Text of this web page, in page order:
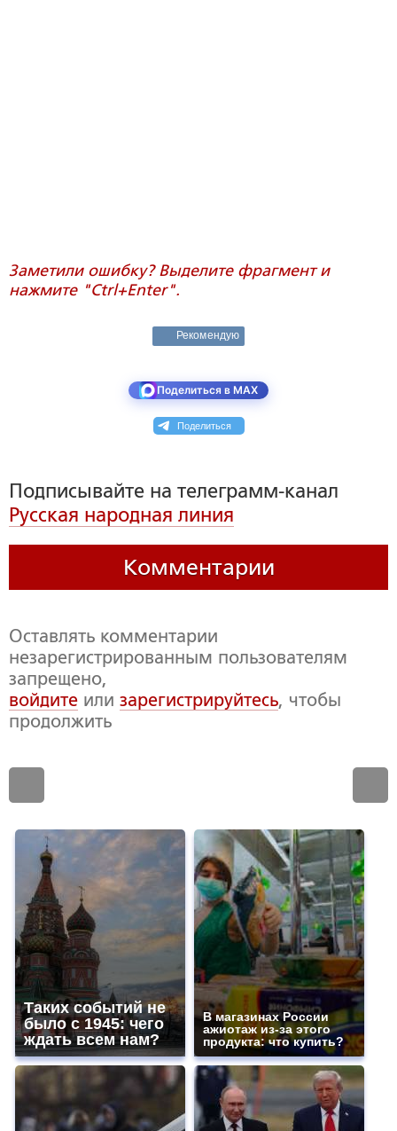
Заметили ошибку? Выделите фрагмент и
нажмите "Ctrl+Enter".
Рекомендую
Поделиться в MAX
Поделиться
Подписывайте на телеграмм-канал
Русская народная линия
Комментарии
Оставлять комментарии
незарегистрированным пользователям
запрещено,
войдите или зарегистрируйтесь, чтобы
продолжить
Таких событий не
было с 1945: чего
ждать всем нам?
В магазинах России
ажиотаж из-за этого
продукта: что купить?